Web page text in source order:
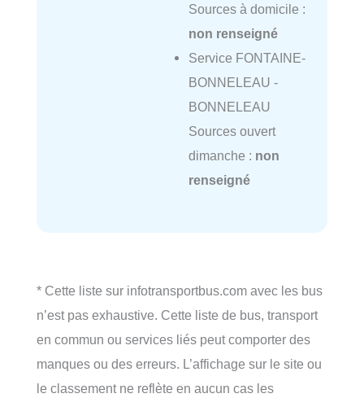
Sources à domicile :
non renseigné
Service FONTAINE-
BONNELEAU -
BONNELEAU
Sources ouvert
dimanche : non
renseigné
* Cette liste sur infotransportbus.com avec les bus
n’est pas exhaustive. Cette liste de bus, transport
en commun ou services liés peut comporter des
manques ou des erreurs. L’affichage sur le site ou
le classement ne reflète en aucun cas les